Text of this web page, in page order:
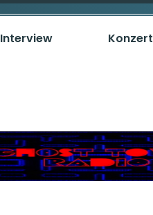
Interview Konzert